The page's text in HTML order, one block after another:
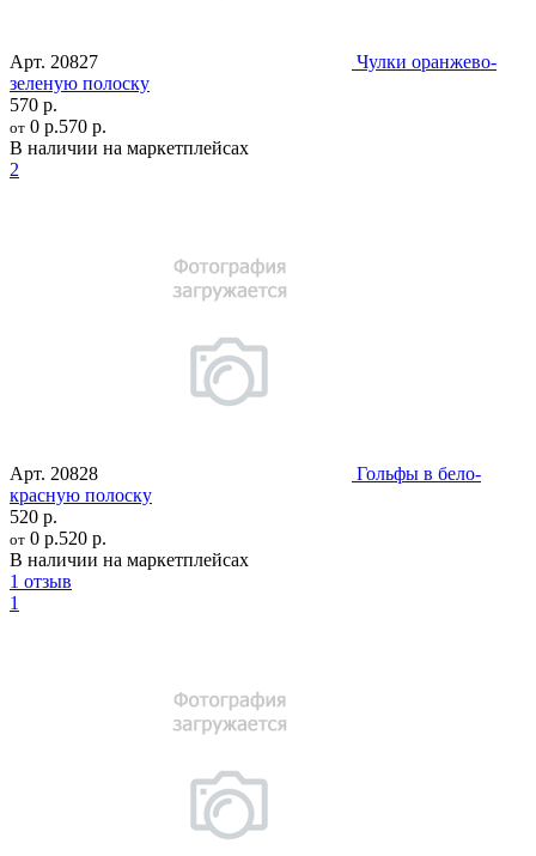
Арт. 20827
Чулки оранжево-
зеленую полоску
570 р.
от 0 р.570 р.
В наличии на маркетплейсах
2
Арт. 20828
Гольфы в бело-
красную полоску
520 р.
от 0 р.520 р.
В наличии на маркетплейсах
1 отзыв
1